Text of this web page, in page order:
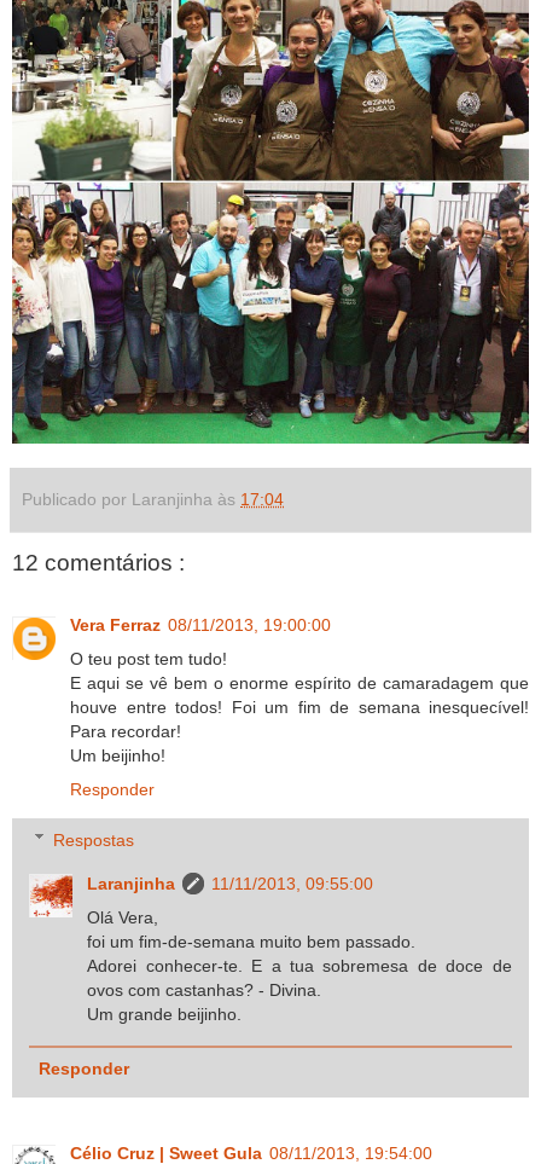
Publicado por Laranjinha às 17:04
12 comentários :
Vera Ferraz 08/11/2013, 19:00:00
O teu post tem tudo!
E aqui se vê bem o enorme espírito de camaradagem que
houve entre todos! Foi um fim de semana inesquecível!
Para recordar!
Um beijinho!
Responder
Respostas
Laranjinha
11/11/2013, 09:55:00
Olá Vera,
foi um fim-de-semana muito bem passado.
Adorei conhecer-te. E a tua sobremesa de doce de
ovos com castanhas? - Divina.
Um grande beijinho.
Responder
Célio Cruz | Sweet Gula 08/11/2013, 19:54:00